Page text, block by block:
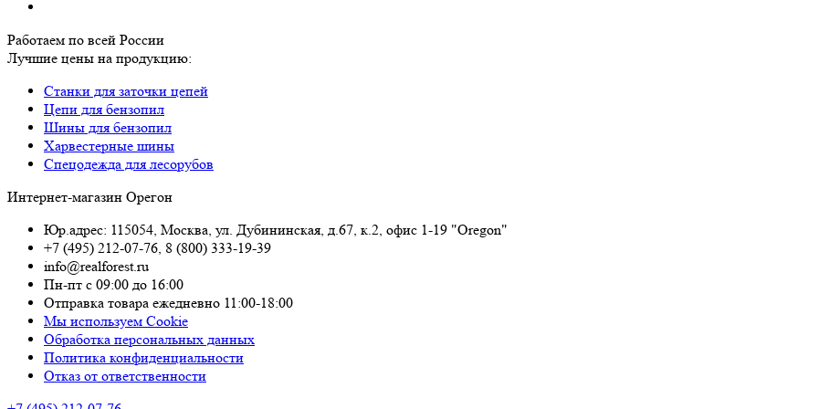
Работаем по всей России
Лучшие цены на продукцию:
Станки для заточки цепей
Цепи для бензопил
Шины для бензопил
Харвестерные шины
Спецодежда для лесорубов
Интернет-магазин Орегон
Юр.адрес: 115054, Москва, ул. Дубининская, д.67, к.2, офис 1-19 "Oregon"
+7 (495) 212-07-76, 8 (800) 333-19-39
info@realforest.ru
Пн-пт с 09:00 до 16:00
Отправка товара ежедневно 11:00-18:00
Мы используем Cookie
Обработка персональных данных
Политика конфиденциальности
Отказ от ответственности